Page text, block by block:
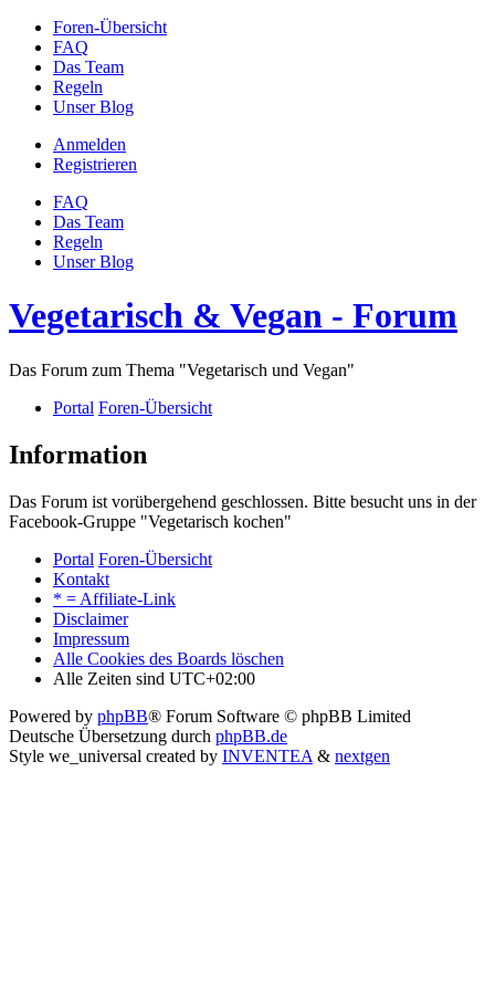
Foren-Übersicht
FAQ
Das Team
Regeln
Unser Blog
Anmelden
Registrieren
FAQ
Das Team
Regeln
Unser Blog
Vegetarisch & Vegan - Forum
Das Forum zum Thema "Vegetarisch und Vegan"
Portal Foren-Übersicht
Information
Das Forum ist vorübergehend geschlossen. Bitte besucht uns in der
Facebook-Gruppe "Vegetarisch kochen"
Portal Foren-Übersicht
Kontakt
* = Affiliate-Link
Disclaimer
Impressum
Alle Cookies des Boards löschen
Alle Zeiten sind UTC+02:00
Powered by phpBB® Forum Software © phpBB Limited
Deutsche Übersetzung durch phpBB.de
Style we_universal created by INVENTEA & nextgen